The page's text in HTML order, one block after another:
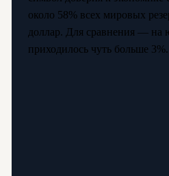
около 58% всех мировых
доллар. Для сравнения — на
приходилось чуть больше